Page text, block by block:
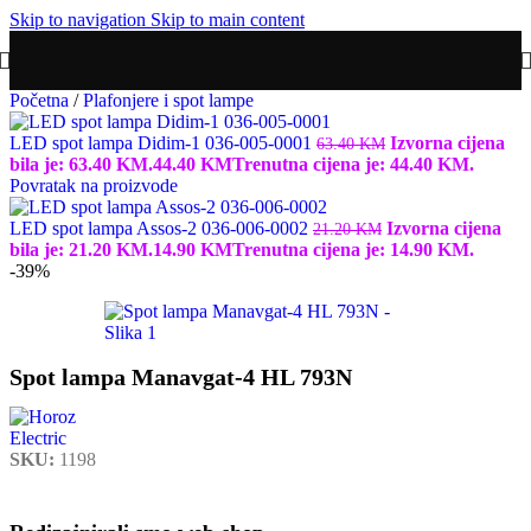
Skip to navigation Skip to main content
Početna / Plafonjere i spot lampe
LED spot lampa Didim-1 036-005-0001 63.40KM Izvorna cijena
bila je: 63.40 KM.44.40 KMTrenutna cijena je: 44.40 KM.
Povratak na proizvode
LED spot lampa Assos-2 036-006-0002 21.20KM Izvorna cijena
bila je: 21.20 KM.14.90 KMTrenutna cijena je: 14.90 KM.
-39%
Spot lampa Manavgat-4 HL 793N
SKU: 1198